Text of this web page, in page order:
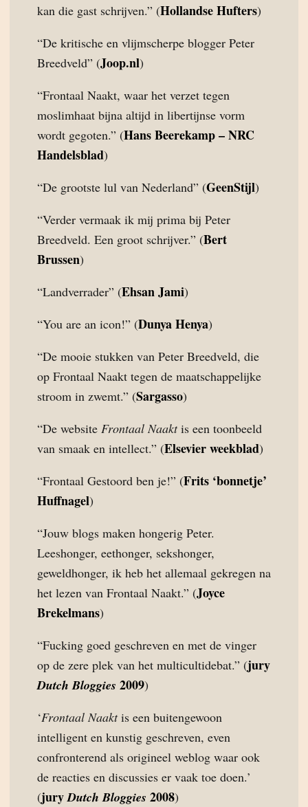
kan die gast schrijven.” (Hollandse Hufters)
“De kritische en vlijmscherpe blogger Peter
Breedveld” (Joop.nl)
“Frontaal Naakt, waar het verzet tegen
moslimhaat bijna altijd in libertijnse vorm
wordt gegoten.” (Hans Beerekamp – NRC
Handelsblad)
“De grootste lul van Nederland” (GeenStijl)
“Verder vermaak ik mij prima bij Peter
Breedveld. Een groot schrijver.” (Bert
Brussen)
“Landverrader” (Ehsan Jami)
“You are an icon!” (Dunya Henya)
“De mooie stukken van Peter Breedveld, die
op Frontaal Naakt tegen de maatschappelijke
stroom in zwemt.” (Sargasso)
“De website Frontaal Naaktis een toonbeeld
van smaak en intellect.” (Elsevier weekblad)
“Frontaal Gestoord ben je!” (Frits ‘bonnetje’
Huffnagel)
“Jouw blogs maken hongerig Peter.
Leeshonger, eethonger, sekshonger,
geweldhonger, ik heb het allemaal gekregen na
het lezen van Frontaal Naakt.” (Joyce
Brekelmans)
“Fucking goed geschreven en met de vinger
op de zere plek van het multicultidebat.” (jury
Dutch Bloggies 2009)
‘Frontaal Naaktis een buitengewoon
intelligent en kunstig geschreven, even
confronterend als origineel weblog waar ook
de reacties en discussies er vaak toe doen.’
(juryDutch Bloggies 2008)